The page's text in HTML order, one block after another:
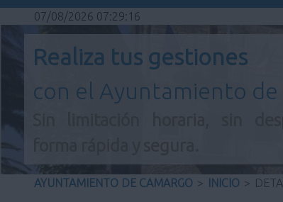
07/08/2026 07:29:16
Realiza tus gestiones
con el Ayuntamiento de
AYUNTAMIENTO DE CAMARGO > INICIO >